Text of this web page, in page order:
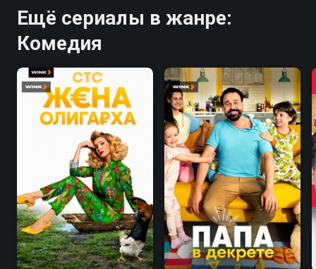
Ещё сериалы в жанре:
Комедия
7.6 7.7